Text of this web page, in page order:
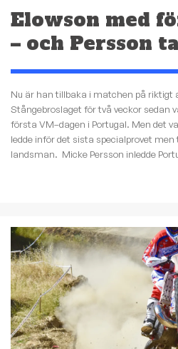
Elowson med
– och Persson
Nu är han tillbaka i matchen på riktigt
Stångebroslaget för två veckor sedan
första VM–dagen i Portugal. Men det
ledde inför det sista specialprovet
landsman. Micke Persson inledde